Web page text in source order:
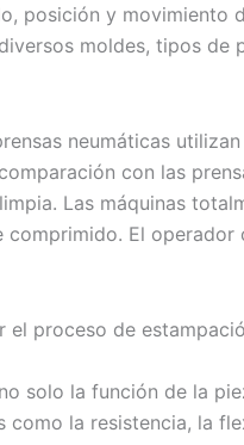
posición y movimiento
moldes, tipos de
neumáticas
con las
Las máquinas
El
el proceso de
solo la función de la
como la resistencia, la